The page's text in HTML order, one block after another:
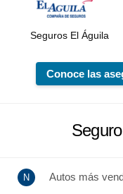
Seguros El Águila
Conoce las
Autos más